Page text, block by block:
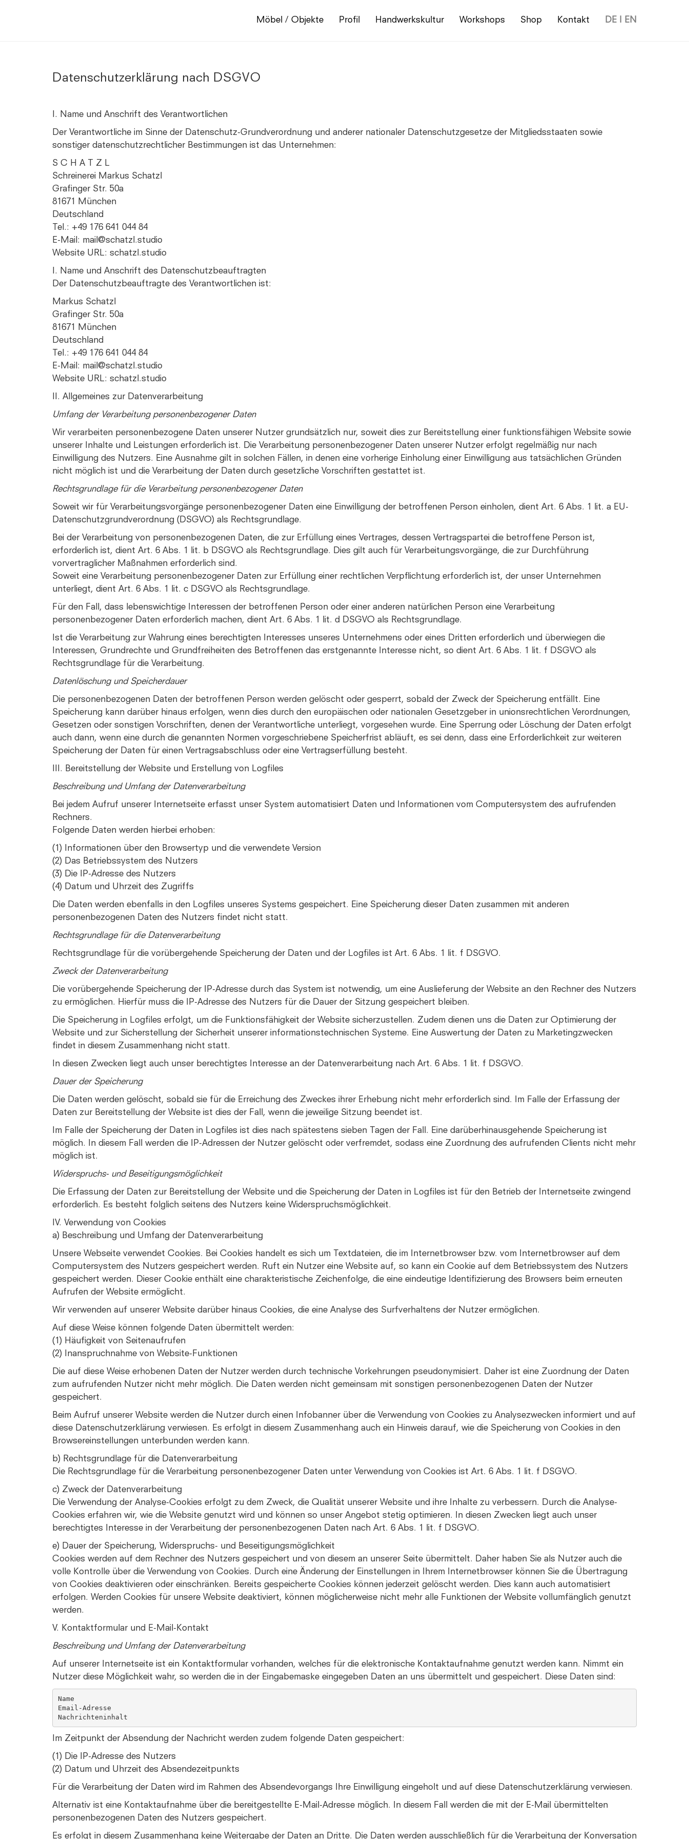
Möbel / Objekte Profil Handwerkskultur Workshops Shop Kontakt DE | EN
Datenschutzerklärung nach DSGVO
I. Name und Anschrift des Verantwortlichen
Der Verantwortliche im Sinne der Datenschutz-Grundverordnung und anderer nationaler Datenschutzgesetze der Mitgliedsstaaten sowie
sonstiger datenschutzrechtlicher Bestimmungen ist das Unternehmen:
S C H A T Z L
Schreinerei Markus Schatzl
Grafinger Str. 50a
81671 München
Deutschland
Tel.: +49 176 641 044 84
E-Mail: mail@schatzl.studio
Website URL: schatzl.studio
I. Name und Anschrift des Datenschutzbeauftragten
Der Datenschutzbeauftragte des Verantwortlichen ist:
Markus Schatzl
Grafinger Str. 50a
81671 München
Deutschland
Tel.: +49 176 641 044 84
E-Mail: mail@schatzl.studio
Website URL: schatzl.studio
II. Allgemeines zur Datenverarbeitung
Umfang der Verarbeitung personenbezogener Daten
Wir verarbeiten personenbezogene Daten unserer Nutzer grundsätzlich nur, soweit dies zur Bereitstellung einer funktionsfähigen Website sowie
unserer Inhalte und Leistungen erforderlich ist. Die Verarbeitung personenbezogener Daten unserer Nutzer erfolgt regelmäßig nur nach
Einwilligung des Nutzers. Eine Ausnahme gilt in solchen Fällen, in denen eine vorherige Einholung einer Einwilligung aus tatsächlichen Gründen
nicht möglich ist und die Verarbeitung der Daten durch gesetzliche Vorschriften gestattet ist.
Rechtsgrundlage für die Verarbeitung personenbezogener Daten
Soweit wir für Verarbeitungsvorgänge personenbezogener Daten eine Einwilligung der betroffenen Person einholen, dient Art. 6 Abs. 1 lit. a EU-
Datenschutzgrundverordnung (DSGVO) als Rechtsgrundlage.
Bei der Verarbeitung von personenbezogenen Daten, die zur Erfüllung eines Vertrages, dessen Vertragspartei die betroffene Person ist,
erforderlich ist, dient Art. 6 Abs. 1 lit. b DSGVO als Rechtsgrundlage. Dies gilt auch für Verarbeitungsvorgänge, die zur Durchführung
vorvertraglicher Maßnahmen erforderlich sind.
Soweit eine Verarbeitung personenbezogener Daten zur Erfüllung einer rechtlichen Verpflichtung erforderlich ist, der unser Unternehmen
unterliegt, dient Art. 6 Abs. 1 lit. c DSGVO als Rechtsgrundlage.
Für den Fall, dass lebenswichtige Interessen der betroffenen Person oder einer anderen natürlichen Person eine Verarbeitung
personenbezogener Daten erforderlich machen, dient Art. 6 Abs. 1 lit. d DSGVO als Rechtsgrundlage.
Ist die Verarbeitung zur Wahrung eines berechtigten Interesses unseres Unternehmens oder eines Dritten erforderlich und überwiegen die
Interessen, Grundrechte und Grundfreiheiten des Betroffenen das erstgenannte Interesse nicht, so dient Art. 6 Abs. 1 lit. f DSGVO als
Rechtsgrundlage für die Verarbeitung.
Datenlöschung und Speicherdauer
Die personenbezogenen Daten der betroffenen Person werden gelöscht oder gesperrt, sobald der Zweck der Speicherung entfällt. Eine
Speicherung kann darüber hinaus erfolgen, wenn dies durch den europäischen oder nationalen Gesetzgeber in unionsrechtlichen Verordnungen,
Gesetzen oder sonstigen Vorschriften, denen der Verantwortliche unterliegt, vorgesehen wurde. Eine Sperrung oder Löschung der Daten erfolgt
auch dann, wenn eine durch die genannten Normen vorgeschriebene Speicherfrist abläuft, es sei denn, dass eine Erforderlichkeit zur weiteren
Speicherung der Daten für einen Vertragsabschluss oder eine Vertragserfüllung besteht.
III. Bereitstellung der Website und Erstellung von Logfiles
Beschreibung und Umfang der Datenverarbeitung
Bei jedem Aufruf unserer Internetseite erfasst unser System automatisiert Daten und Informationen vom Computersystem des aufrufenden
Rechners.
Folgende Daten werden hierbei erhoben:
(1) Informationen über den Browsertyp und die verwendete Version
(2) Das Betriebssystem des Nutzers
(3) Die IP-Adresse des Nutzers
(4) Datum und Uhrzeit des Zugriffs
Die Daten werden ebenfalls in den Logfiles unseres Systems gespeichert. Eine Speicherung dieser Daten zusammen mit anderen
personenbezogenen Daten des Nutzers findet nicht statt.
Rechtsgrundlage für die Datenverarbeitung
Rechtsgrundlage für die vorübergehende Speicherung der Daten und der Logfiles ist Art. 6 Abs. 1 lit. f DSGVO.
Zweck der Datenverarbeitung
Die vorübergehende Speicherung der IP-Adresse durch das System ist notwendig, um eine Auslieferung der Website an den Rechner des Nutzers
zu ermöglichen. Hierfür muss die IP-Adresse des Nutzers für die Dauer der Sitzung gespeichert bleiben.
Die Speicherung in Logfiles erfolgt, um die Funktionsfähigkeit der Website sicherzustellen. Zudem dienen uns die Daten zur Optimierung der
Website und zur Sicherstellung der Sicherheit unserer informationstechnischen Systeme. Eine Auswertung der Daten zu Marketingzwecken
findet in diesem Zusammenhang nicht statt.
In diesen Zwecken liegt auch unser berechtigtes Interesse an der Datenverarbeitung nach Art. 6 Abs. 1 lit. f DSGVO.
Dauer der Speicherung
Die Daten werden gelöscht, sobald sie für die Erreichung des Zweckes ihrer Erhebung nicht mehr erforderlich sind. Im Falle der Erfassung der
Daten zur Bereitstellung der Website ist dies der Fall, wenn die jeweilige Sitzung beendet ist.
Im Falle der Speicherung der Daten in Logfiles ist dies nach spätestens sieben Tagen der Fall. Eine darüberhinausgehende Speicherung ist
möglich. In diesem Fall werden die IP-Adressen der Nutzer gelöscht oder verfremdet, sodass eine Zuordnung des aufrufenden Clients nicht mehr
möglich ist.
Widerspruchs- und Beseitigungsmöglichkeit
Die Erfassung der Daten zur Bereitstellung der Website und die Speicherung der Daten in Logfiles ist für den Betrieb der Internetseite zwingend
erforderlich. Es besteht folglich seitens des Nutzers keine Widerspruchsmöglichkeit.
IV. Verwendung von Cookies
a) Beschreibung und Umfang der Datenverarbeitung
Unsere Webseite verwendet Cookies. Bei Cookies handelt es sich um Textdateien, die im Internetbrowser bzw. vom Internetbrowser auf dem
Computersystem des Nutzers gespeichert werden. Ruft ein Nutzer eine Website auf, so kann ein Cookie auf dem Betriebssystem des Nutzers
gespeichert werden. Dieser Cookie enthält eine charakteristische Zeichenfolge, die eine eindeutige Identifizierung des Browsers beim erneuten
Aufrufen der Website ermöglicht.
Wir verwenden auf unserer Website darüber hinaus Cookies, die eine Analyse des Surfverhaltens der Nutzer ermöglichen.
Auf diese Weise können folgende Daten übermittelt werden:
(1) Häufigkeit von Seitenaufrufen
(2) Inanspruchnahme von Website-Funktionen
Die auf diese Weise erhobenen Daten der Nutzer werden durch technische Vorkehrungen pseudonymisiert. Daher ist eine Zuordnung der Daten
zum aufrufenden Nutzer nicht mehr möglich. Die Daten werden nicht gemeinsam mit sonstigen personenbezogenen Daten der Nutzer
gespeichert.
Beim Aufruf unserer Website werden die Nutzer durch einen Infobanner über die Verwendung von Cookies zu Analysezwecken informiert und auf
diese Datenschutzerklärung verwiesen. Es erfolgt in diesem Zusammenhang auch ein Hinweis darauf, wie die Speicherung von Cookies in den
Browsereinstellungen unterbunden werden kann.
b) Rechtsgrundlage für die Datenverarbeitung
Die Rechtsgrundlage für die Verarbeitung personenbezogener Daten unter Verwendung von Cookies ist Art. 6 Abs. 1 lit. f DSGVO.
c) Zweck der Datenverarbeitung
Die Verwendung der Analyse-Cookies erfolgt zu dem Zweck, die Qualität unserer Website und ihre Inhalte zu verbessern. Durch die Analyse-
Cookies erfahren wir, wie die Website genutzt wird und können so unser Angebot stetig optimieren. In diesen Zwecken liegt auch unser
berechtigtes Interesse in der Verarbeitung der personenbezogenen Daten nach Art. 6 Abs. 1 lit. f DSGVO.
e) Dauer der Speicherung, Widerspruchs- und Beseitigungsmöglichkeit
Cookies werden auf dem Rechner des Nutzers gespeichert und von diesem an unserer Seite übermittelt. Daher haben Sie als Nutzer auch die
volle Kontrolle über die Verwendung von Cookies. Durch eine Änderung der Einstellungen in Ihrem Internetbrowser können Sie die Übertragung
von Cookies deaktivieren oder einschränken. Bereits gespeicherte Cookies können jederzeit gelöscht werden. Dies kann auch automatisiert
erfolgen. Werden Cookies für unsere Website deaktiviert, können möglicherweise nicht mehr alle Funktionen der Website vollumfänglich genutzt
werden.
V. Kontaktformular und E-Mail-Kontakt
Beschreibung und Umfang der Datenverarbeitung
Auf unserer Internetseite ist ein Kontaktformular vorhanden, welches für die elektronische Kontaktaufnahme genutzt werden kann. Nimmt ein
Nutzer diese Möglichkeit wahr, so werden die in der Eingabemaske eingegeben Daten an uns übermittelt und gespeichert. Diese Daten sind:
Name
Email-Adresse
Nachrichteninhalt
Im Zeitpunkt der Absendung der Nachricht werden zudem folgende Daten gespeichert:
(1) Die IP-Adresse des Nutzers
(2) Datum und Uhrzeit des Absendezeitpunkts
Für die Verarbeitung der Daten wird im Rahmen des Absendevorgangs Ihre Einwilligung eingeholt und auf diese Datenschutzerklärung verwiesen.
Alternativ ist eine Kontaktaufnahme über die bereitgestellte E-Mail-Adresse möglich. In diesem Fall werden die mit der E-Mail übermittelten
personenbezogenen Daten des Nutzers gespeichert.
Es erfolgt in diesem Zusammenhang keine Weitergabe der Daten an Dritte. Die Daten werden ausschließlich für die Verarbeitung der Konversation